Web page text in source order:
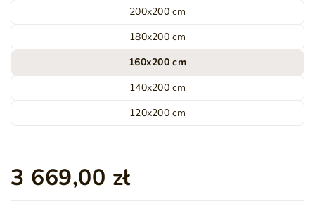
200x200 cm
180x200 cm
160x200 cm
140x200 cm
120x200 cm
3 669,00 zł